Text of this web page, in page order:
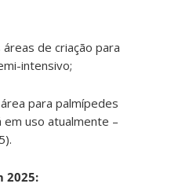
de criação para
intensivo;
para palmípedes
uso atualmente –
2025: